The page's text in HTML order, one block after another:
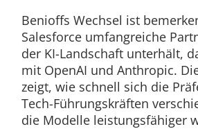
Benioffs Wechsel ist
Salesforce umfangreiche
der KI-Landschaft unterhält,
mit OpenAI und Anthropic.
zeigt, wie schnell sich die
Tech-Führungskräften
die Modelle leistungsfähiger